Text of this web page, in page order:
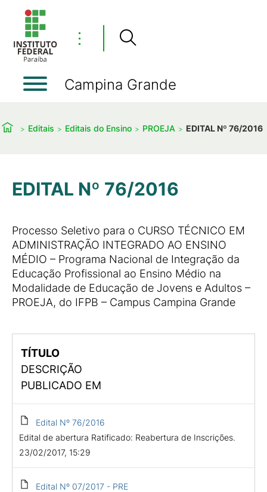
⋮
Campina Grande
Editais Editais do Ensino PROEJA EDITAL Nº 76/2016
EDITAL Nº 76/2016
Processo Seletivo para o CURSO TÉCNICO EM
ADMINISTRAÇÃO INTEGRADO AO ENSINO
MÉDIO – Programa Nacional de Integração da
Educação Profissional ao Ensino Médio na
Modalidade de Educação de Jovens e Adultos –
PROEJA, do IFPB – Campus Campina Grande
TÍTULO
DESCRIÇÃO
PUBLICADO EM
Edital Nº 76/2016
Edital de abertura Ratificado: Reabertura de Inscrições.
23/02/2017, 15:29
Edital Nº 07/2017 - PRE